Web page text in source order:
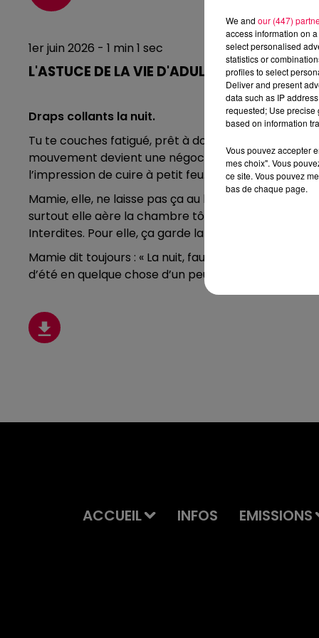
1er juin 2026 - 1 min 1 sec
L'ASTUCE DE LA VIE D'ADULTE 01/06/2026
Draps collants la nuit.
Tu te couches fatigué, prêt à dormir… et au bout
mouvement devient une négociation avec ton
l’impression de cuire à petit feu.
Mamie, elle, ne laisse pas ça au hasard. Elle
surtout elle aère la chambre tôt le matin, avant
Interdites. Pour elle, ça garde la chaleur comme un
Mamie dit toujours : « La nuit, faut respirer, pas
d’été en quelque chose d’un peu plus humain.
ACCUEIL INFOS EMISSIONS
We and our (447)
access information on
select personalised
statistics or
profiles to select
Deliver and present
data such as IP
requested; Use precise
based on information
Vous pouvez accepter
mes choix". Vous
ce site. Vous pouvez
bas de chaque page.